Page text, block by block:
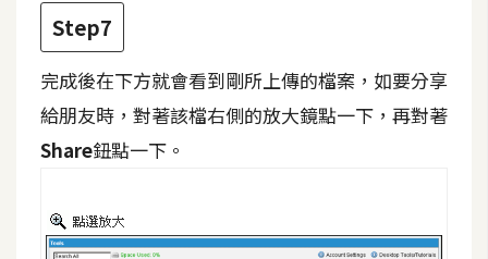
U
X
R
W
頁
Step7
完成後在下方就會看到剛所上傳的檔案，如要分享
給朋友時，對著該檔右側的放大鏡點一下，再對著
Share鈕點一下。